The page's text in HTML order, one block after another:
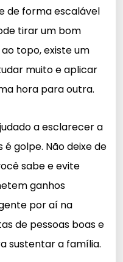
de forma escalável
tirar um bom
topo, existe um
muito e aplicar
hora para outra.
a esclarecer a
é golpe. Não deixe de
sabe e evite
ganhos
por aí na
de pessoas boas e
sustentar a família.